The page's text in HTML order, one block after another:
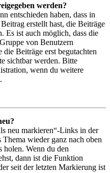
werden?
entschieden haben, dass in
erstellt hast, die Beiträge
Es ist auch möglich, dass die
von Benutzern
Beiträge erst begutachten
sichtbar werden. Bitte
wenn du weitere
neu markieren“-Links in der
wieder ganz nach oben
holen. Wenn du den
dann ist die Funktion
seit der letzten Markierung ist